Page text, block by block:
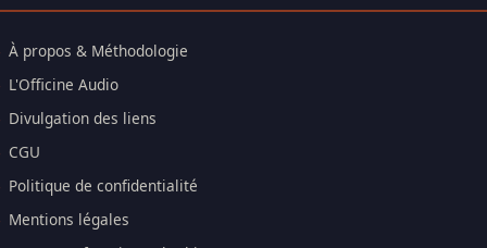
À propos & Méthodologie
L'Officine Audio
Divulgation des liens
CGU
Politique de confidentialité
Mentions légales